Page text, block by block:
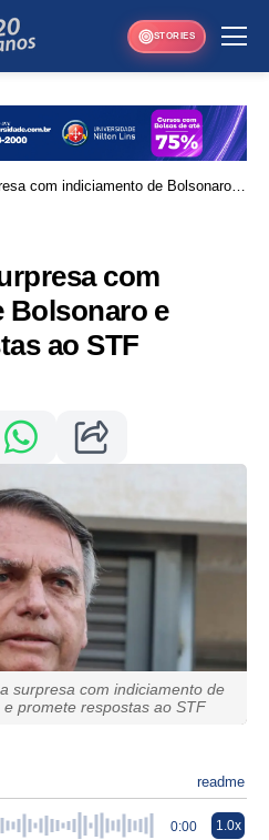
STORIES
com indiciamento de Bolsonaro e
com
Bolsonaro e
ao STF
surpresa com indiciamento de
e promete respostas ao STF
readme
0:00 1.0x